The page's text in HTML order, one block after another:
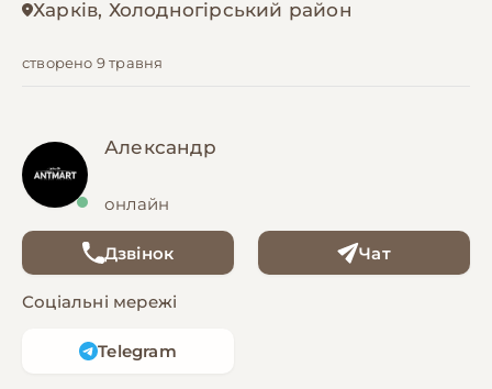
Харків, Холодногірський район
створено 9 травня
Александр
онлайн
Дзвінок Чат
Соціальні мережі
Telegram